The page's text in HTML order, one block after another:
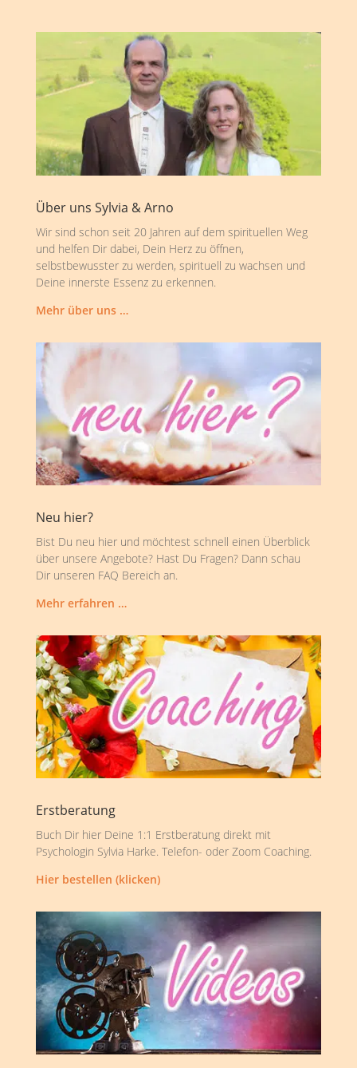
Über uns Sylvia & Arno
Wir sind schon seit 20 Jahren auf dem spirituellen Weg
und helfen Dir dabei, Dein Herz zu öffnen,
selbstbewusster zu werden, spirituell zu wachsen und
Deine innerste Essenz zu erkennen.
Mehr über uns …
Neu hier?
Bist Du neu hier und möchtest schnell einen Überblick
über unsere Angebote? Hast Du Fragen? Dann schau
Dir unseren FAQ Bereich an.
Mehr erfahren …
Erstberatung
Buch Dir hier Deine 1:1 Erstberatung direkt mit
Psychologin Sylvia Harke. Telefon- oder Zoom Coaching.
Hier bestellen (klicken)